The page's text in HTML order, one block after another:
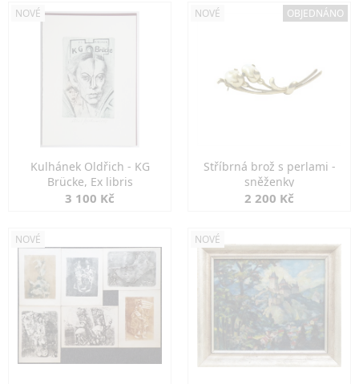
NOVÉ
Kulhánek Oldřich - KG
Brücke, Ex libris
3 100 Kč
NOVÉ OBJEDNÁNO
Stříbrná brož s perlami -
sněženky
2 200 Kč
NOVÉ NOVÉ